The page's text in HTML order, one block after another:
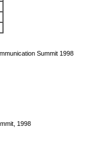
Summit 1998
1998